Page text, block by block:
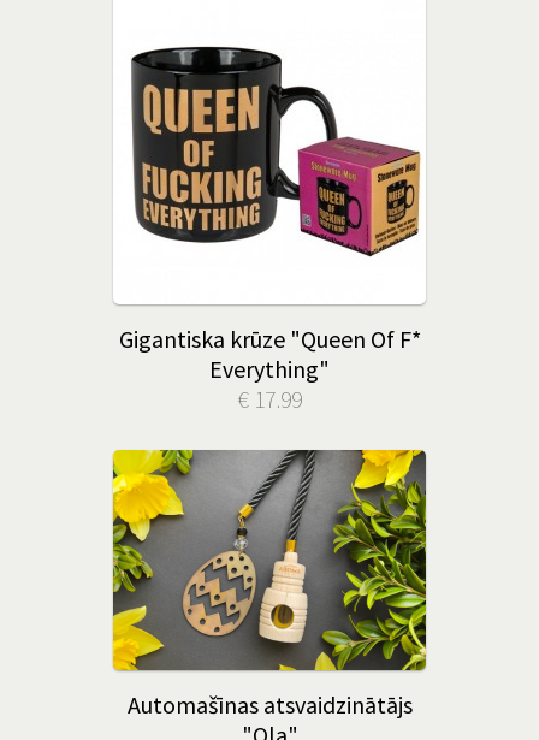
Gigantiska krūze "Queen Of F*
Everything"
€ 17.99
Automašīnas atsvaidzinātājs